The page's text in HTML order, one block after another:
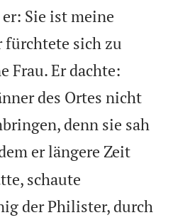
Sie ist meine
fürchtete sich zu
Frau. Er dachte:
des Ortes nicht
denn sie sah
er längere Zeit
schaute
der Philister, durch